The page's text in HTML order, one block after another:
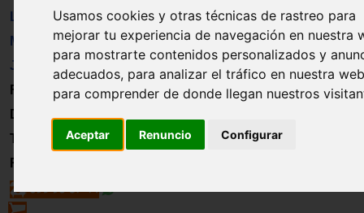
Usamos cookies y otras técnicas de rastreo para
mejorar tu experiencia de navegación en nuestra
para mostrarte contenidos personalizados y
adecuados, para analizar el tráfico en nuestra
para comprender de donde llegan nuestros
Aceptar Renuncio Configurar
Libros
Material
Juguetes
Formación
Directorio
Trabajo
Registro